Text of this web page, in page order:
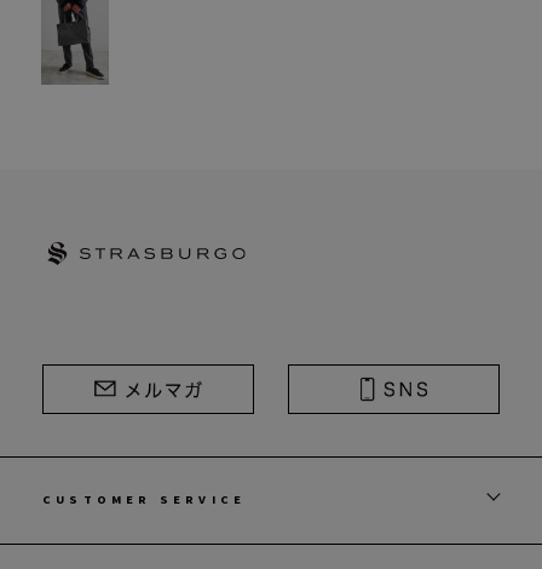
CUSTOMER SERVICE